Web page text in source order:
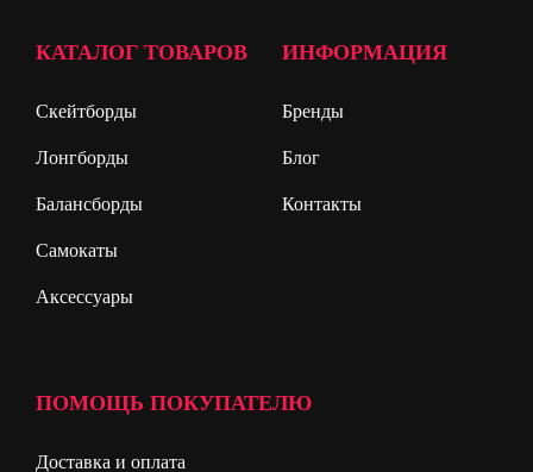
КАТАЛОГ ТОВАРОВ
Скейтборды
Лонгборды
Балансборды
Самокаты
Аксессуары
ИНФОРМАЦИЯ
Бренды
Блог
Контакты
ПОМОЩЬ ПОКУПАТЕЛЮ
Доставка и оплата